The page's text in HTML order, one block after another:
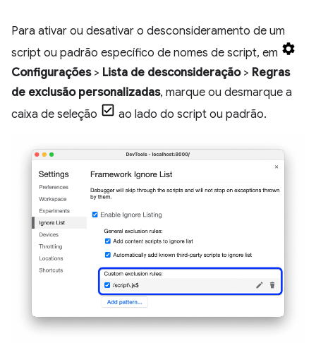
Para ativar ou desativar o desconsideramento de um
script ou padrão específico de nomes de script, em
Configurações> Lista de desconsideração> Regras
de exclusão personalizadas, marque ou desmarque a
caixa de seleção
ao lado do script ou padrão.